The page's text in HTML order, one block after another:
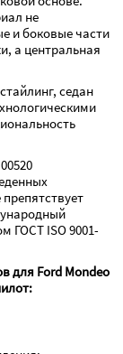
не
и боковые части
а центральная
седан
ГОСТ ISO 9001-
для Ford Mondeo